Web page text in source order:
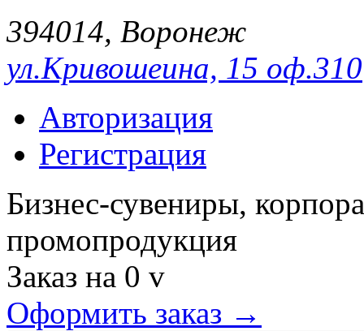
394014, Воронеж
ул.Кривошеина, 15 оф.310
Авторизация
Регистрация
Бизнес-сувениры,
промопродукция
Заказ на 0 v
Оформить заказ →